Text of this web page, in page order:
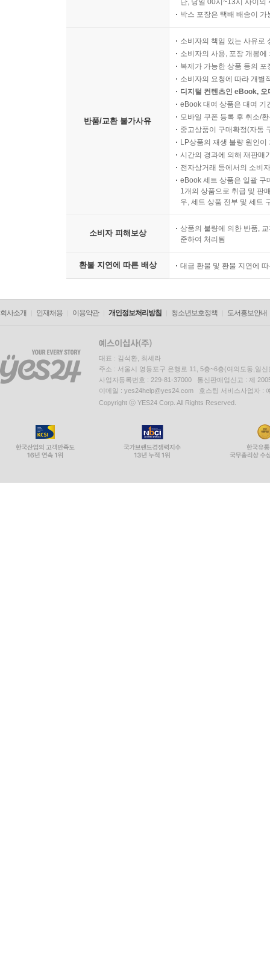
단, 당일 00시~13시 사이의
박스 포장은 택배 배송이
반품/교환 불가사유
소비자의 책임 있는 사유로
소비자의 사용, 포장 개봉
복제가 가능한 상품 등의
소비자의 요청에 따라 개별
디지털 컨텐츠인 eBook,
eBook 대여 상품은 대여 기
모바일 쿠폰 등록 후 취소/
중고상품이 구매확정(자동
LP상품의 재생 불량 원인
시간의 경과에 의해 재판매
전자상거래 등에서의 소비
eBook 세트 상품은 일괄 구
1개의 상품으로 취급 및 판
우, 세트 상품 전부 및 세트
소비자 피해보상
상품의 불량에 의한 반품,
준하여 처리됨
환불 지연에 따른 배상 대금 환불 및 환불 지연에
회사소개 인재채용 이용약관 개인정보처리방침 청소년보호정책 도서홍보안내
대표 : 김석환, 최세라
주소 : 서울시 영등포구 은행로 11, 5층~6층(여의도동,일신
사업자등록번호 : 229-81-37000 통신판매업신고 : 제
이메일 : yes24help@yes24.com 호스팅 서비스사업자 :
Copyright ⓒ YES24 Corp. All Rights Reserved.